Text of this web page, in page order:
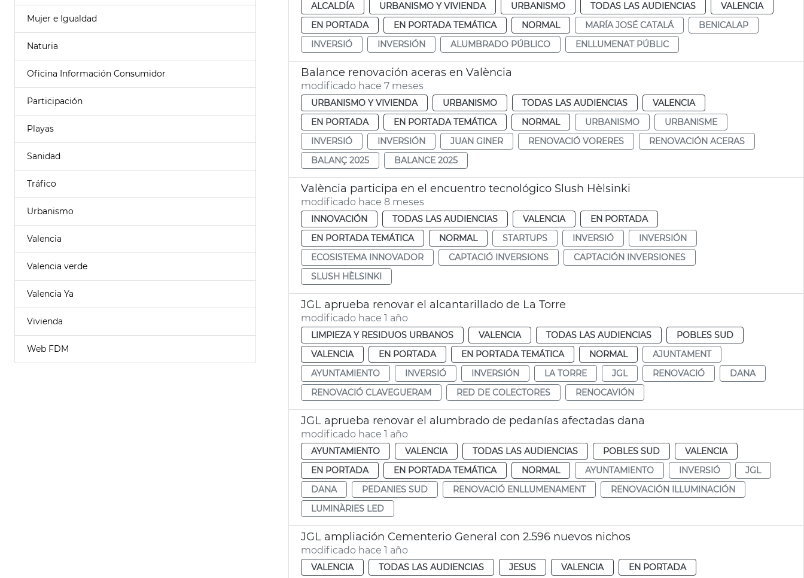
Mujer e Igualdad
Naturia
Oficina Información Consumidor
Participación
Playas
Sanidad
Tráfico
Urbanismo
Valencia
Valencia verde
Valencia Ya
Vivienda
Web FDM
ALCALDÍA URBANISMO Y VIVIENDA URBANISMO TODAS LAS AUDIENCIAS
VALENCIA
EN PORTADA
EN PORTADA TEMÁTICA NORMAL MARÍA JOSÉ CATALÁ
BENICALAP
INVERSIÓ
INVERSIÓN ALUMBRADO PÚBLICO ENLLUMENAT PÚBLIC
Balance renovación aceras en València
modificado hace 7 meses
URBANISMO Y VIVIENDA URBANISMO TODAS LAS AUDIENCIAS
VALENCIA
EN PORTADA
EN PORTADA TEMÁTICA NORMAL URBANISMO
URBANISME
INVERSIÓ
INVERSIÓN JUAN GINER RENOVACIÓ VORERES
RENOVACIÓN ACERAS
BALANÇ 2025
BALANCE 2025
València participa en el encuentro tecnológico Slush Hèlsinki
modificado hace 8 meses
INNOVACIÓN TODAS LAS AUDIENCIAS VALENCIA
EN PORTADA
EN PORTADA TEMÁTICA
NORMAL STARTUPS INVERSIÓ
INVERSIÓN
ECOSISTEMA INNOVADOR
CAPTACIÓ INVERSIONS
CAPTACIÓN INVERSIONES
SLUSH HÈLSINKI
JGL aprueba renovar el alcantarillado de La Torre
modificado hace 1 año
LIMPIEZA Y RESIDUOS URBANOS VALENCIA TODAS LAS AUDIENCIAS
POBLES SUD
VALENCIA
EN PORTADA EN PORTADA TEMÁTICA NORMAL
AJUNTAMENT
AYUNTAMIENTO
INVERSIÓ INVERSIÓN LA TORRE JGL RENOVACIÓ
DANA
RENOVACIÓ CLAVEGUERAM
RED DE COLECTORES RENOCAVIÓN
JGL aprueba renovar el alumbrado de pedanías afectadas dana
modificado hace 1 año
AYUNTAMIENTO VALENCIA TODAS LAS AUDIENCIAS POBLES SUD
VALENCIA
EN PORTADA
EN PORTADA TEMÁTICA NORMAL AYUNTAMIENTO INVERSIÓ
JGL
DANA
PEDANIES SUD RENOVACIÓ ENLLUMENAMENT
RENOVACIÓN ILLUMINACIÓN
LUMINÀRIES LED
JGL ampliación Cementerio General con 2.596 nuevos nichos
modificado hace 1 año
VALENCIA TODAS LAS AUDIENCIAS JESUS VALENCIA
EN PORTADA